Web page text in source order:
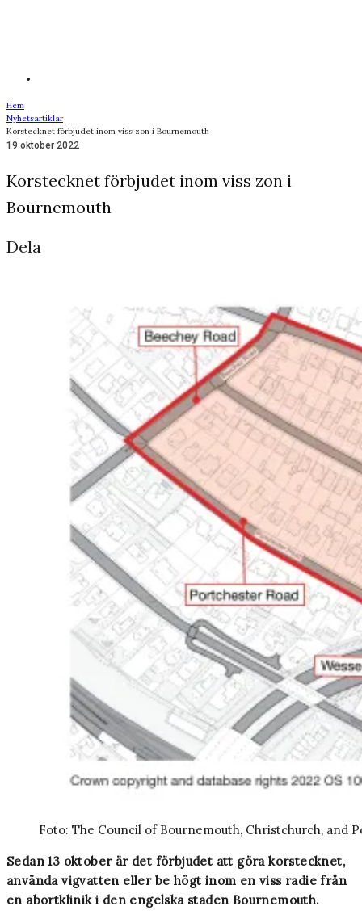
Hem
Nyhetsartiklar
Korstecknet förbjudet inom viss zon i Bournemouth
19 oktober 2022
Korstecknet förbjudet inom viss zon i
Bournemouth
Dela
Foto: The Council of Bournemouth, Christchurch, and
Sedan 13 oktober är det förbjudet att göra korstecknet,
använda vigvatten eller be högt inom en viss radie från
en abortklinik i den engelska staden Bournemouth.